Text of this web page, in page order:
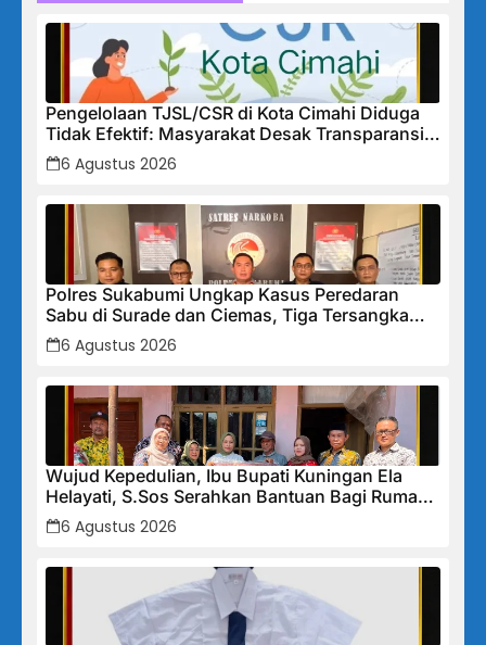
Pengelolaan TJSL/CSR di Kota Cimahi Diduga
Tidak Efektif: Masyarakat Desak Transparansi
Penuh dan Perbaikan Sistem
6 Agustus 2026
Polres Sukabumi Ungkap Kasus Peredaran
Sabu di Surade dan Ciemas, Tiga Tersangka
Diamankan
6 Agustus 2026
Wujud Kepedulian, Ibu Bupati Kuningan Ela
Helayati, S.Sos Serahkan Bantuan Bagi Rumah
Terdampak Bencana di Desa Karangkancana
6 Agustus 2026